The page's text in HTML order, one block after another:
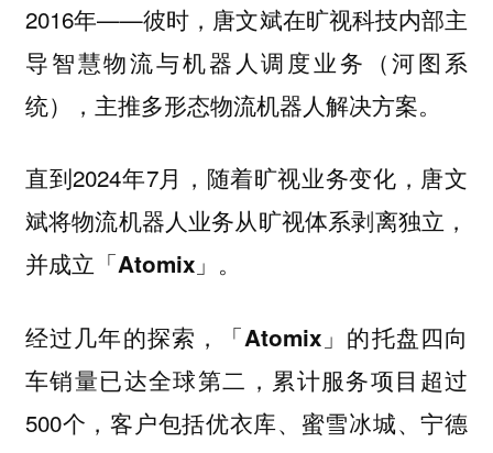
2016年——彼时，唐文斌在旷视科技内部主
导智慧物流与机器人调度业务（河图系
统），主推多形态物流机器人解决方案。
直到2024年7月，随着旷视业务变化，唐文
斌将物流机器人业务从旷视体系剥离独立，
并成立「Atomix」。
经过几年的探索，「Atomix 」的托盘四向
车销量已达全球第二，累计服务项目超过
500个，客户包括优衣库、蜜雪冰城、宁德